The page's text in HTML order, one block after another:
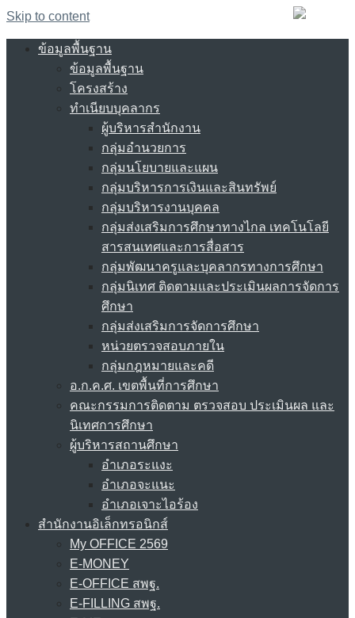
Skip to content
ข้อมูลพื้นฐาน
ข้อมูลพื้นฐาน
โครงสร้าง
ทำเนียบบุคลากร
ผู้บริหารสำนักงาน
กลุ่มอำนวยการ
กลุ่มนโยบายและแผน
กลุ่มบริหารการเงินและสินทรัพย์
กลุ่มบริหารงานบุคคล
กลุ่มส่งเสริมการศึกษาทางไกล เทคโนโลยี
สารสนเทศและการสื่อสาร
กลุ่มพัฒนาครูและบุคลากรทางการศึกษา
กลุ่มนิเทศ ติดตามและประเมินผลการจัดการ
ศึกษา
กลุ่มส่งเสริมการจัดการศึกษา
หน่วยตรวจสอบภายใน
กลุ่มกฎหมายและคดี
อ.ก.ค.ศ. เขตพื้นที่การศึกษา
คณะกรรมการติดตาม ตรวจสอบ ประเมินผล และ
นิเทศการศึกษา
ผู้บริหารสถานศึกษา
อำเภอระแงะ
อำเภอจะแนะ
อำเภอเจาะไอร้อง
สำนักงานอิเล็กทรอนิกส์
My OFFICE 2569
E-MONEY
E-OFFICE สพฐ.
E-FILLING สพฐ.